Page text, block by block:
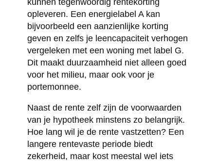
kunnen tegenwoordig rentekorting
opleveren. Een energielabel A kan
bijvoorbeeld een aanzienlijke korting
geven en zelfs je leencapaciteit verhogen
vergeleken met een woning met label G.
Dit maakt duurzaamheid niet alleen goed
voor het milieu, maar ook voor je
portemonnee.
Naast de rente zelf zijn de voorwaarden
van je hypotheek minstens zo belangrijk.
Hoe lang wil je de rente vastzetten? Een
langere rentevaste periode biedt
zekerheid, maar kost meestal wel iets